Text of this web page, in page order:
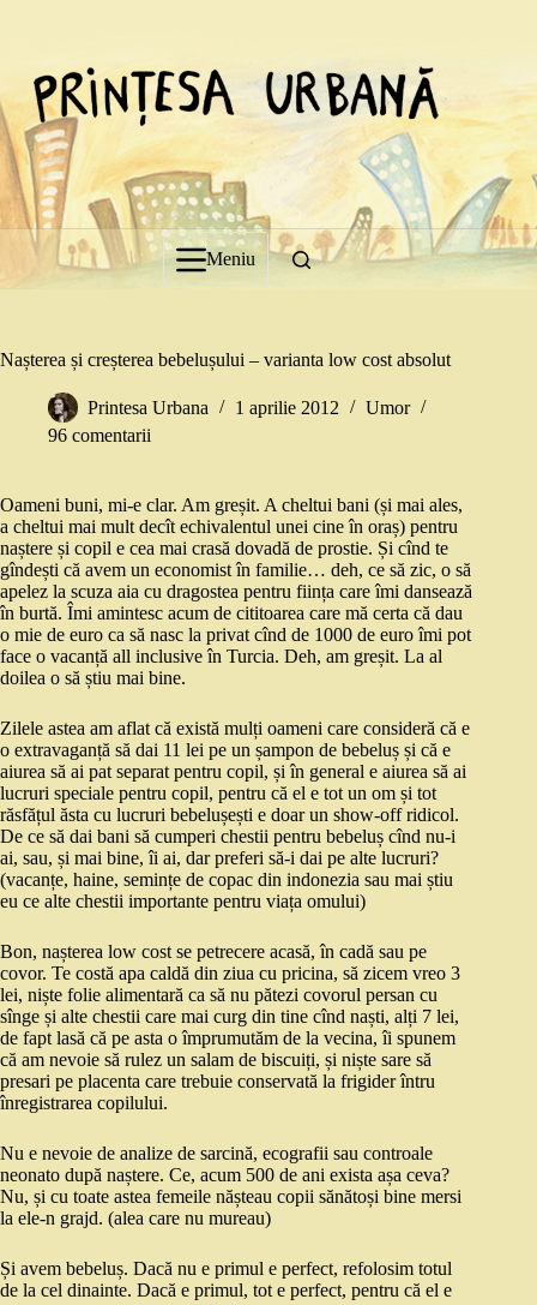
Meniu
Nașterea și creșterea bebelușului – varianta low cost absolut
Printesa Urbana 1 aprilie 2012
Umor
96 comentarii
Oameni buni, mi-e clar. Am greșit. A cheltui bani (și mai ales,
a cheltui mai mult decît echivalentul unei cine în oraș) pentru
naștere și copil e cea mai crasă dovadă de prostie. Și cînd te
gîndești că avem un economist în familie… deh, ce să zic, o să
apelez la scuza aia cu dragostea pentru ființa care îmi dansează
în burtă. Îmi amintesc acum de cititoarea care mă certa că dau
o mie de euro ca să nasc la privat cînd de 1000 de euro îmi pot
face o vacanță all inclusive în Turcia. Deh, am greșit. La al
doilea o să știu mai bine.
Zilele astea am aflat că există mulți oameni care consideră că e
o extravaganță să dai 11 lei pe un șampon de bebeluș și că e
aiurea să ai pat separat pentru copil, și în general e aiurea să ai
lucruri speciale pentru copil, pentru că el e tot un om și tot
răsfățul ăsta cu lucruri bebelușești e doar un show-off ridicol.
De ce să dai bani să cumperi chestii pentru bebeluș cînd nu-i
ai, sau, și mai bine, îi ai, dar preferi să-i dai pe alte lucruri?
(vacanțe, haine, semințe de copac din indonezia sau mai știu
eu ce alte chestii importante pentru viața omului)
Bon, nașterea low cost se petrecere acasă, în cadă sau pe
covor. Te costă apa caldă din ziua cu pricina, să zicem vreo 3
lei, niște folie alimentară ca să nu pătezi covorul persan cu
sînge și alte chestii care mai curg din tine cînd naști, alți 7 lei,
de fapt lasă că pe asta o împrumutăm de la vecina, îi spunem
că am nevoie să rulez un salam de biscuiți, și niște sare să
presari pe placenta care trebuie conservată la frigider întru
înregistrarea copilului.
Nu e nevoie de analize de sarcină, ecografii sau controale
neonato după naștere. Ce, acum 500 de ani exista așa ceva?
Nu, și cu toate astea femeile nășteau copii sănătoși bine mersi
la ele-n grajd. (alea care nu mureau)
Și avem bebeluș. Dacă nu e primul e perfect, refolosim totul
de la cel dinainte. Dacă e primul, tot e perfect, pentru că el e